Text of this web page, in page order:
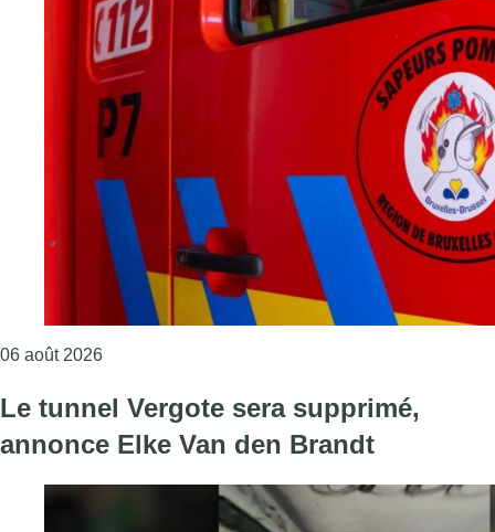
06 août 2026Consulter l'article "Une explosion provoque un
Le tunnel Vergote sera supprimé,
annonce Elke Van den Brandt